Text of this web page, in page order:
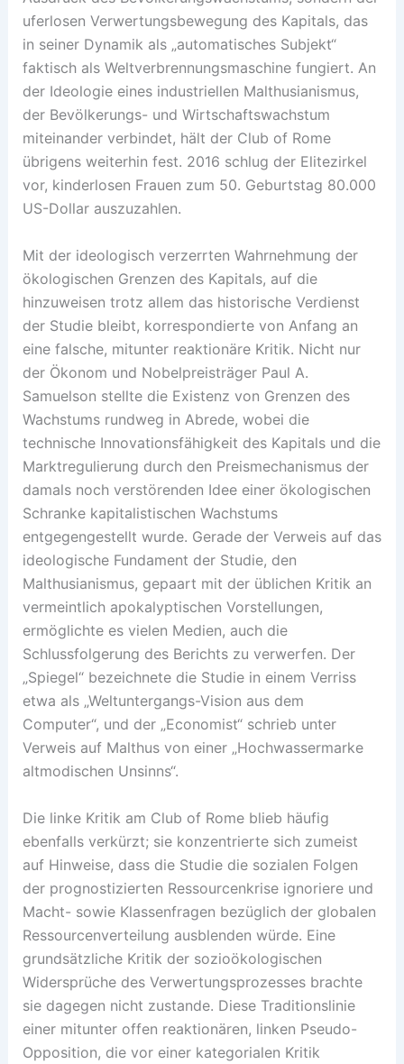
uferlosen Verwertungsbewegung des Kapitals, das
in seiner Dynamik als „automatisches Subjekt“
faktisch als Weltverbrennungsmaschine fungiert. An
der Ideologie eines industriellen Malthusianismus,
der Bevölkerungs- und Wirtschaftswachstum
miteinander verbindet, hält der Club of Rome
übrigens weiterhin fest. 2016 schlug der Elitezirkel
vor, kinderlosen Frauen zum 50. Geburtstag 80.000
US-Dollar auszuzahlen.
Mit der ideologisch verzerrten Wahrnehmung der
ökologischen Grenzen des Kapitals, auf die
hinzuweisen trotz allem das historische Verdienst
der Studie bleibt, korrespondierte von Anfang an
eine falsche, mitunter reaktionäre Kritik. Nicht nur
der Ökonom und Nobelpreisträger Paul A.
Samuelson stellte die Existenz von Grenzen des
Wachstums rundweg in Abrede, wobei die
technische Innovationsfähigkeit des Kapitals und die
Marktregulierung durch den Preismechanismus der
damals noch verstörenden Idee einer ökologischen
Schranke kapitalistischen Wachstums
entgegengestellt wurde. Gerade der Verweis auf das
ideologische Fundament der Studie, den
Malthusianismus, gepaart mit der üblichen Kritik an
vermeintlich apokalyptischen Vorstellungen,
ermöglichte es vielen Medien, auch die
Schlussfolgerung des Berichts zu verwerfen. Der
„Spiegel“ bezeichnete die Studie in einem Verriss
etwa als „Weltuntergangs-Vision aus dem
Computer“, und der „Economist“ schrieb unter
Verweis auf Malthus von einer „Hochwassermarke
altmodischen Unsinns“.
Die linke Kritik am Club of Rome blieb häufig
ebenfalls verkürzt; sie konzentrierte sich zumeist
auf Hinweise, dass die Studie die sozialen Folgen
der prognostizierten Ressourcenkrise ignoriere und
Macht- sowie Klassenfragen bezüglich der globalen
Ressourcenverteilung ausblenden würde. Eine
grundsätzliche Kritik der sozioökologischen
Widersprüche des Verwertungsprozesses brachte
sie dagegen nicht zustande. Diese Traditionslinie
einer mitunter offen reaktionären, linken Pseudo-
Opposition, die vor einer kategorialen Kritik